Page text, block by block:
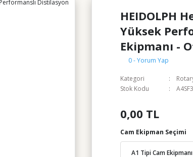
HEIDOLPH
Yüksek
Ekipmanı -
0 - Yorum Yap
Kategori
Stok Kodu
0,00 TL
Cam Ekipman Seçimi